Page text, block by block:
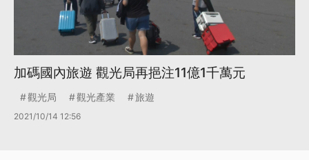
加碼國內旅遊 觀光局再挹注11億1千萬元
觀光局 觀光產業 旅遊
2021/10/14 12:56